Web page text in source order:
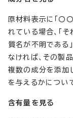
原材料表示に「〇
れている場合、「
質名が不明である
なければ、その製
複数の成分を添加
を与えるかについ
含有量を見る